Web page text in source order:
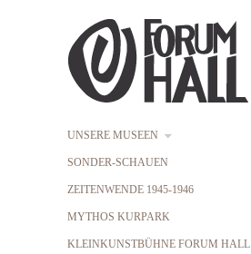
UNSERE MUSEEN
SONDER-SCHAUEN
ZEITENWENDE 1945-1946
MYTHOS KURPARK
KLEINKUNSTBÜHNE FORUM HALL